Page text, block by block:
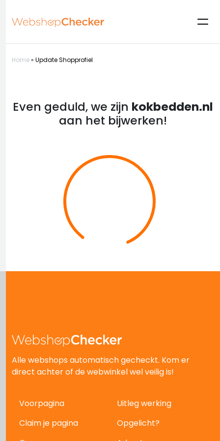
Home» Update Shopprofiel
Even geduld, we zijn kokbedden.nl
aan het bijwerken!
Alle webshops automatisch gecheckt. Kom er
direct achter of de webwinkel wel veilig is!
Voorpagina
Uitleg werking
Claim je pagina
Opgelicht?